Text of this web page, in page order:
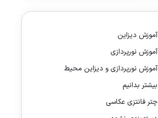
آموزش دیزاین
آموزش نورپردازی
آموزش نورپردازی و دیزاین محیط
بیشتر بدانیم
چتر فانتزی عکاسی